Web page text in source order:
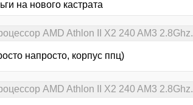
на нового кастрата
AMD Athlon II X2 240 AM3 2.8Ghz.
напросто, корпус ппц)
AMD Athlon II X2 240 AM3 2.8Ghz.